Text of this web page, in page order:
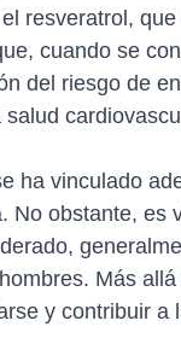
resveratrol,
cuando se
del riesgo de
ha vinculado
No obstante, es
Más
y contribuir